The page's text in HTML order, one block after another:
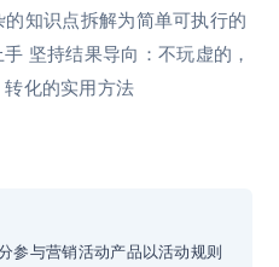
知识点拆解为简单可执行的
坚持结果导向：不玩虚的，
化的实用方法
参与营销活动产品以活动规则